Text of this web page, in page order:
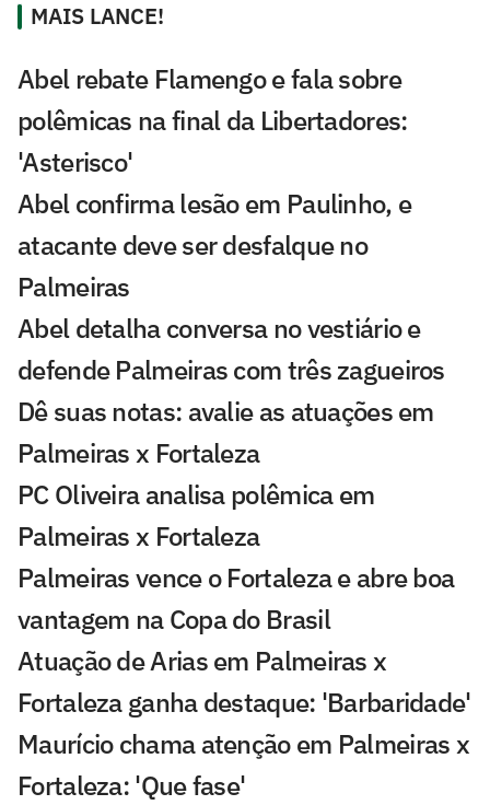
MAIS LANCE!
Abel rebate Flamengo e fala sobre
polêmicas na final da Libertadores:
'Asterisco'
Abel confirma lesão em Paulinho, e
atacante deve ser desfalque no
Palmeiras
Abel detalha conversa no vestiário e
defende Palmeiras com três zagueiros
Dê suas notas: avalie as atuações em
Palmeiras x Fortaleza
PC Oliveira analisa polêmica em
Palmeiras x Fortaleza
Palmeiras vence o Fortaleza e abre boa
vantagem na Copa do Brasil
Atuação de Arias em Palmeiras x
Fortaleza ganha destaque: 'Barbaridade'
Maurício chama atenção em Palmeiras x
Fortaleza: 'Que fase'